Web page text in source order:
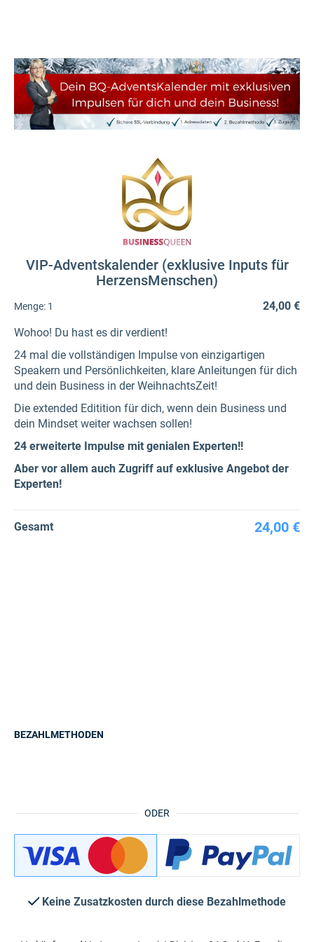
VIP-Adventskalender (exklusive Inputs für
HerzensMenschen)
Menge: 1
24,00 €
Wohoo! Du hast es dir verdient!
24 mal die vollständigen Impulse von einzigartigen
Speakern und Persönlichkeiten, klare Anleitungen für dich
und dein Business in der WeihnachtsZeit!
Die extended Editition für dich, wenn dein Business und
dein Mindset weiter wachsen sollen!
24 erweiterte Impulse mit genialen Experten!!
Aber vor allem auch Zugriff auf exklusive Angebot der
Experten!
Gesamt 24,00 €
ODER
BEZAHLMETHODEN
Keine Zusatzkosten durch diese Bezahlmethode